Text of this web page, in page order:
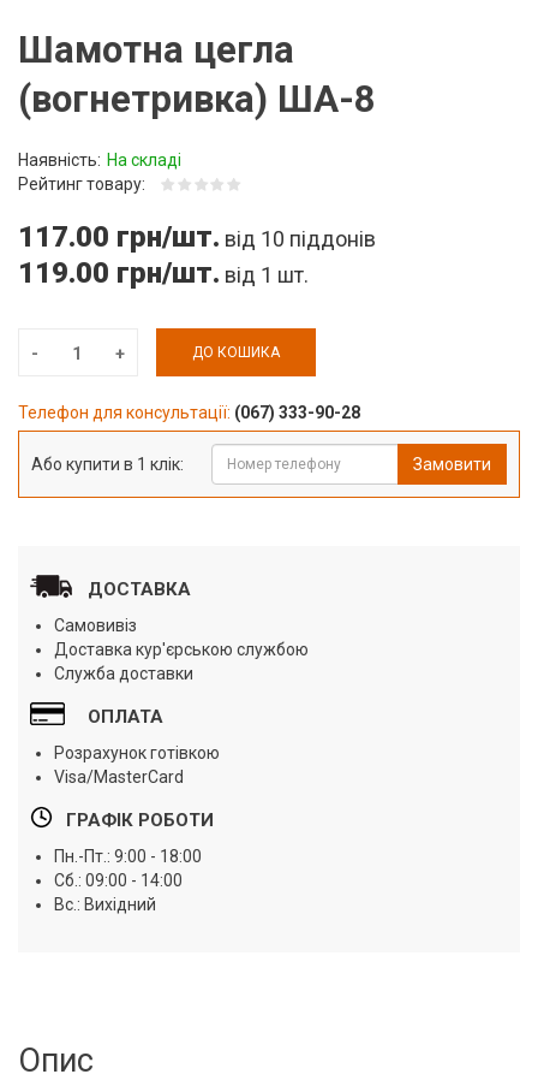
Шамотна цегла
(вогнетривка) ША-8
Наявність: На складі
Рейтинг товару:
117.00 грн/шт. від 10 піддонів
119.00 грн/шт. від 1 шт.
ДО КОШИКА
Телефон для консультації: (067) 333-90-28
Або купити в 1 клік: Замовити
ДОСТАВКА
Самовивіз
Доставка кур'єрською службою
Служба доставки
ОПЛАТА
Розрахунок готівкою
Visa/MasterCard
ГРАФІК РОБОТИ
Пн.-Пт.: 9:00 - 18:00
Сб.: 09:00 - 14:00
Вс.: Вихідний
Опис